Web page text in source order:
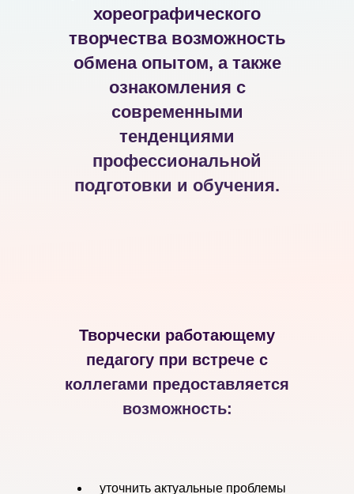
хореографического
творчества возможность
обмена опытом, а также
ознакомления с
современными
тенденциями
профессиональной
подготовки и обучения.
Творчески работающему
педагогу при встрече с
коллегами предоставляется
возможность:
уточнить актуальные проблемы